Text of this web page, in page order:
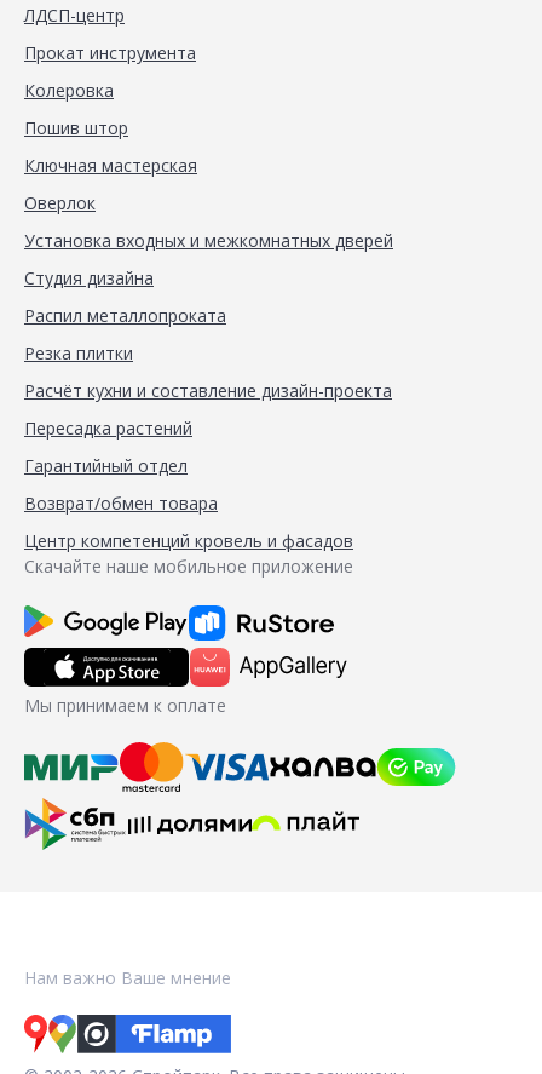
ЛДСП-центр
Прокат инструмента
Колеровка
Пошив штор
Ключная мастерская
Оверлок
Установка входных и межкомнатных дверей
Студия дизайна
Распил металлопроката
Резка плитки
Расчёт кухни и составление дизайн-проекта
Пересадка растений
Гарантийный отдел
Возврат/обмен товара
Центр компетенций кровель и фасадов
Скачайте наше мобильное приложение
Мы принимаем к оплате
Нам важно Ваше мнение